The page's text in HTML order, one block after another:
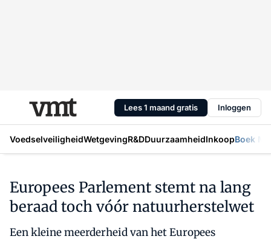
Lees 1 maand gratis Inloggen
VoedselveiligheidWetgevingR&DDuurzaamheidInkoopBoek
Europees Parlement stemt na lang
beraad toch vóór natuurherstelwet
Een kleine meerderheid van het Europees